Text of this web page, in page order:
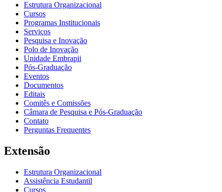
Estrutura Organizacional
Cursos
Programas Institucionais
Serviços
Pesquisa e Inovação
Polo de Inovação
Unidade Embrapii
Pós-Graduação
Eventos
Documentos
Editais
Comitês e Comissões
Câmara de Pesquisa e Pós-Graduação
Contato
Perguntas Frequentes
Extensão
Estrutura Organizacional
Assistência Estudantil
Cursos